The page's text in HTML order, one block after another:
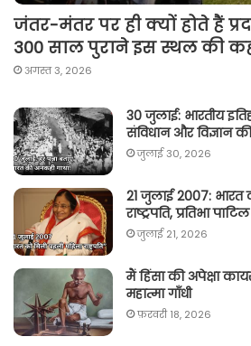
जंतर-मंतर पर ही क्यों होते हैं
300 साल पुराने इस स्थल की
अगस्त 3, 2026
30 जुलाई: भारतीय
संविधान और विज्ञान
जुलाई 30, 2026
21 जुलाई 2007: भारत
राष्ट्रपति, प्रतिभा
जुलाई 21, 2026
मैं हिंसा की अपेक्षा
महात्मा गाँधी
फ़रवरी 18, 2026